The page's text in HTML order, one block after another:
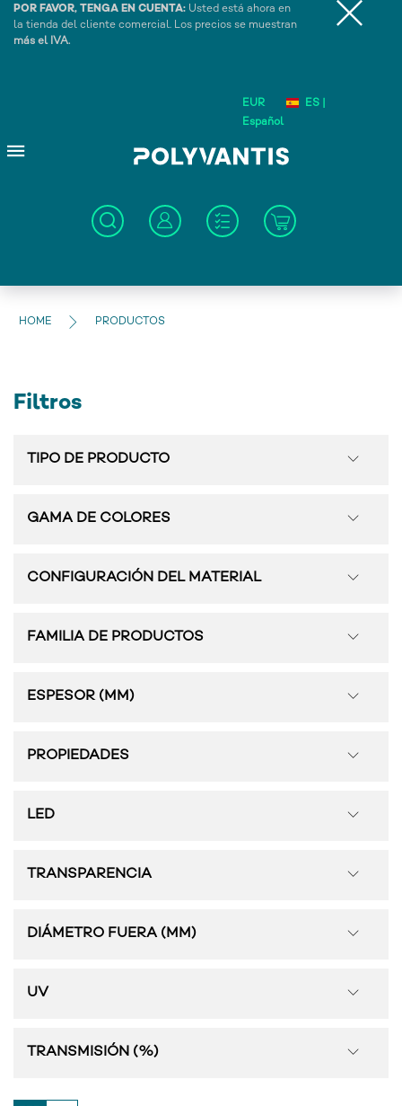
POR FAVOR, TENGA EN CUENTA: Usted está ahora en
la tienda del cliente comercial. Los precios se muestran
más el IVA.
EUR
ES |
Español
HOME PRODUCTOS
Filtros
TIPO DE PRODUCTO
GAMA DE COLORES
CONFIGURACIÓN DEL MATERIAL
FAMILIA DE PRODUCTOS
ESPESOR (MM)
PROPIEDADES
LED
TRANSPARENCIA
DIÁMETRO FUERA (MM)
UV
TRANSMISIÓN (%)